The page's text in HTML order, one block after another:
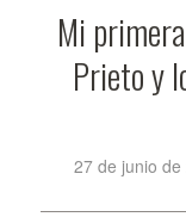
Mi
Prieto y
27 de junio de